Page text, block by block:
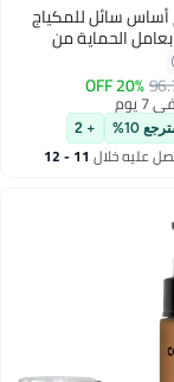
أساس سائل للمكياج
الحماية من
20% OFF
يوم
10%
+ 2
عليه خلال 11 - 12